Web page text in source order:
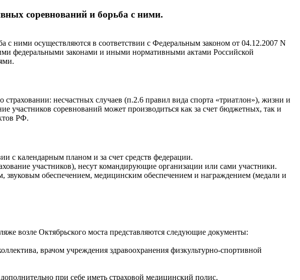
соревнований и борьба с ними.
ними осуществляются в соответствии с Федеральным законом от 04.12.2007 N
федеральными законами и иными нормативными актами Российской
несчастных случаев (п.2.6 правил вида спорта «триатлон»), жизни и
участников соревнований может производиться как за счет бюджетных, так и
РФ.
с календарным планом и за счет средств федерации.
участников), несут командирующие организации или сами участники.
звуковым обеспечением, медицинским обеспечением и награждением (медали и
возле Октябрьского моста представляются следующие документы:
врачом учреждения здравоохранения физкультурно-спортивной
при себе иметь страховой медицинский полис.